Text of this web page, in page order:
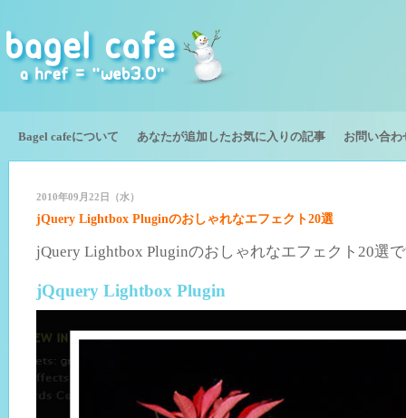
Bagel cafeについて あなたが追加したお気に入りの記事 お問い合わ
2010年09月22日（水）
jQuery Lightbox Pluginのおしゃれなエフェクト20選
jQuery Lightbox Pluginのおしゃれなエフェクト20選
jQquery Lightbox Plugin